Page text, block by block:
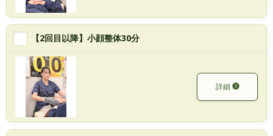
【2回目以降】小顔整体30分
詳細